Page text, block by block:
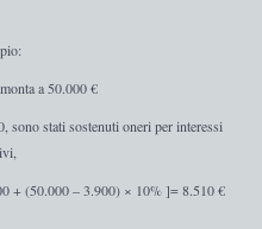
a 50.000 €
sono stati sostenuti oneri per interessi
+ (50.000 – 3.900) × 10% ]= 8.510 €